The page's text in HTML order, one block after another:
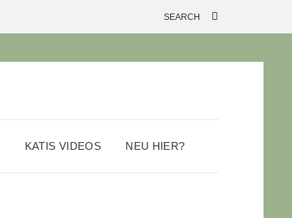
KATIS VIDEOS NEU HIER?